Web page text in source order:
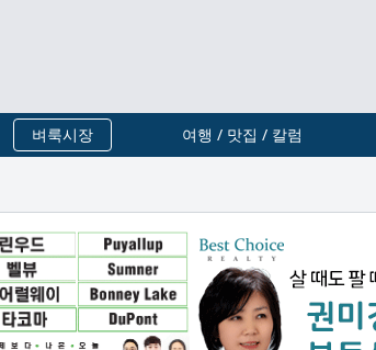
벼룩시장 여행 / 맛집 / 칼럼